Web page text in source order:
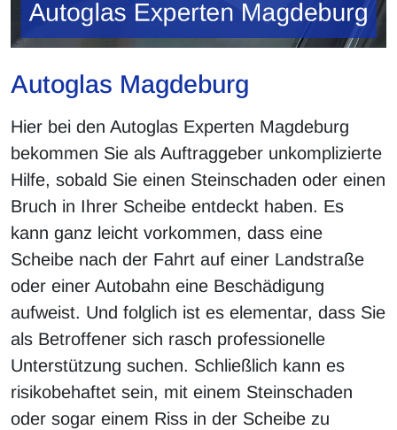
Autoglas Magdeburg
Hier bei den Autoglas Experten Magdeburg
bekommen Sie als Auftraggeber unkomplizierte
Hilfe, sobald Sie einen Steinschaden oder einen
Bruch in Ihrer Scheibe entdeckt haben. Es
kann ganz leicht vorkommen, dass eine
Scheibe nach der Fahrt auf einer Landstraße
oder einer Autobahn eine Beschädigung
aufweist. Und folglich ist es elementar, dass Sie
als Betroffener sich rasch professionelle
Unterstützung suchen. Schließlich kann es
risikobehaftet sein, mit einem Steinschaden
oder sogar einem Riss in der Scheibe zu